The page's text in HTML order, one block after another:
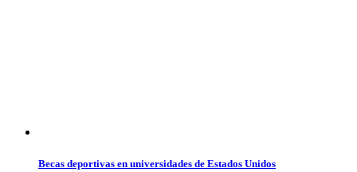
Becas deportivas en universidades de Estados Unidos